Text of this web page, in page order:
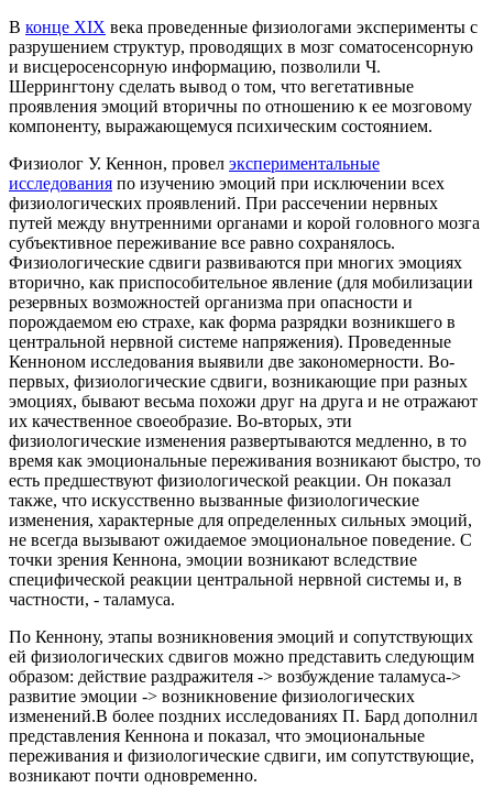
В конце XIX века проведенные физиологами эксперименты с
разрушением структур, проводящих в мозг соматосенсорную
и висцеросенсорную информацию, позволили Ч.
Шеррингтону сделать вывод о том, что вегетативные
проявления эмоций вторичны по отношению к ее мозговому
компоненту, выражающемуся психическим состоянием.
Физиолог У. Кеннон, провел экспериментальные
исследования по изучению эмоций при исключении всех
физиологических проявлений. При рассечении нервных
путей между внутренними органами и корой головного мозга
субъективное переживание все равно сохранялось.
Физиологические сдвиги развиваются при многих эмоциях
вторично, как приспособительное явление (для мобилизации
резервных возможностей организма при опасности и
порождаемом ею страхе, как форма разрядки возникшего в
центральной нервной системе напряжения). Проведенные
Кенноном исследования выявили две закономерности. Во-
первых, физиологические сдвиги, возникающие при разных
эмоциях, бывают весьма похожи друг на друга и не отражают
их качественное своеобразие. Во-вторых, эти
физиологические изменения развертываются медленно, в то
время как эмоциональные переживания возникают быстро, то
есть предшествуют физиологической реакции. Он показал
также, что искусственно вызванные физиологические
изменения, характерные для определенных сильных эмоций,
не всегда вызывают ожидаемое эмоциональное поведение. С
точки зрения Кеннона, эмоции возникают вследствие
специфической реакции центральной нервной системы и, в
частности, - таламуса.
По Кеннону, этапы возникновения эмоций и сопутствующих
ей физиологических сдвигов можно представить следующим
образом: действие раздражителя -> возбуждение таламуса->
развитие эмоции -> возникновение физиологических
изменений.В более поздних исследованиях П. Бард дополнил
представления Кеннона и показал, что эмоциональные
переживания и физиологические сдвиги, им сопутствующие,
возникают почти одновременно.